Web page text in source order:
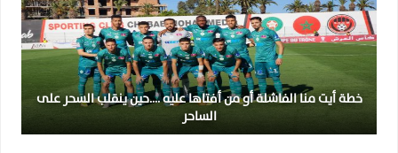
خطة أيت منا الفاشلة أو من أفتاها عليه ….حين ينقلب السحر على
الساحر